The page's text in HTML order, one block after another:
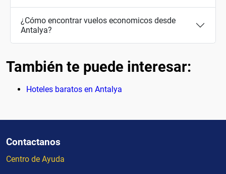
¿Cómo encontrar vuelos economicos desde
Antalya?
También te puede interesar:
Hoteles baratos en Antalya
Contactanos
Centro de Ayuda